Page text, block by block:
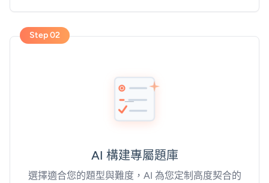
Step 02
AI 構建專屬題庫
選擇適合您的題型與難度，AI 為您定制高度契合的